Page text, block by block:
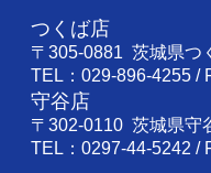
つくば店
〒305-0881 茨城県つ
TEL：029-896-4255 /
守谷店
〒302-0110 茨城県守
TEL：0297-44-5242 /